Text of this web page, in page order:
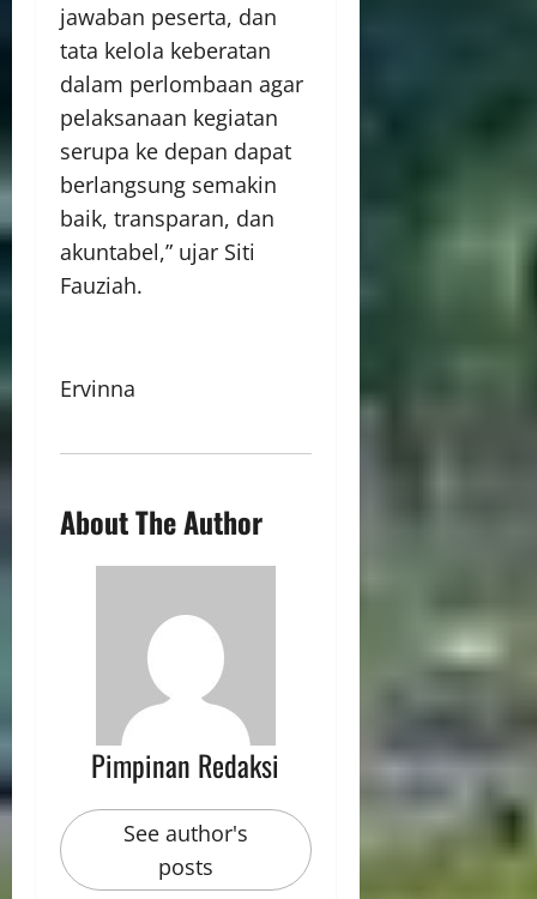
jawaban peserta, dan
tata kelola keberatan
dalam perlombaan agar
pelaksanaan kegiatan
serupa ke depan dapat
berlangsung semakin
baik, transparan, dan
akuntabel,” ujar Siti
Fauziah.
Ervinna
About The Author
Pimpinan Redaksi
See author's
posts